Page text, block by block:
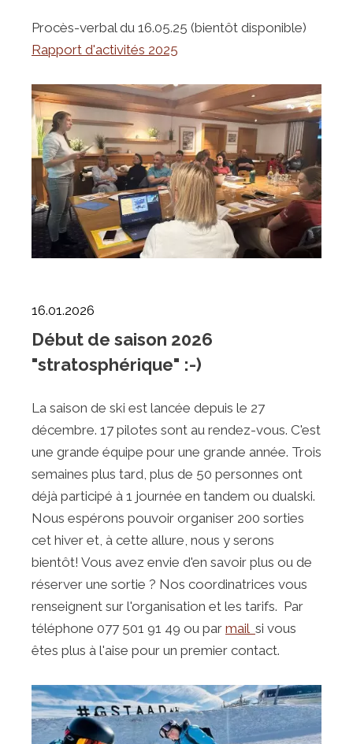
Procès-verbal du 16.05.25 (bientôt disponible)
Rapport d'activités 2025
16.01.2026
Début de saison 2026
"stratosphérique" :-)
La saison de ski est lancée depuis le 27
décembre. 17 pilotes sont au rendez-vous. C'est
une grande équipe pour une grande année. Trois
semaines plus tard, plus de 50 personnes ont
déjà participé à 1 journée en tandem ou dualski.
Nous espérons pouvoir organiser 200 sorties
cet hiver et, à cette allure, nous y serons
bientôt! Vous avez envie d'en savoir plus ou de
réserver une sortie ? Nos coordinatrices vous
renseignent sur l'organisation et les tarifs. Par
téléphone 077 501 91 49 ou par mail si vous
êtes plus à l'aise pour un premier contact.